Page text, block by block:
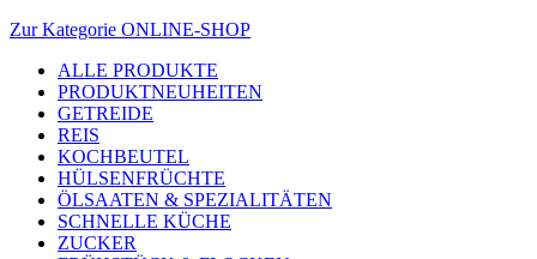
Zur Kategorie ONLINE-SHOP
ALLE PRODUKTE
PRODUKTNEUHEITEN
GETREIDE
REIS
KOCHBEUTEL
HÜLSENFRÜCHTE
ÖLSAATEN & SPEZIALITÄTEN
SCHNELLE KÜCHE
ZUCKER